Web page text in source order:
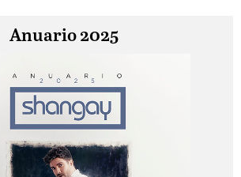
Anuario 2025